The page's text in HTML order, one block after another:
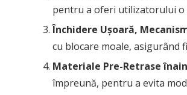
pentru a oferi utilizatorului o
Închidere Ușoară,
cu blocare moale,
Materiale Pre-Retrase
împreună, pentru a evita